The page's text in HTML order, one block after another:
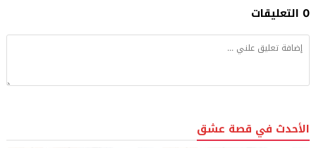
0 التعليقات
الأحدث في قصة عشق